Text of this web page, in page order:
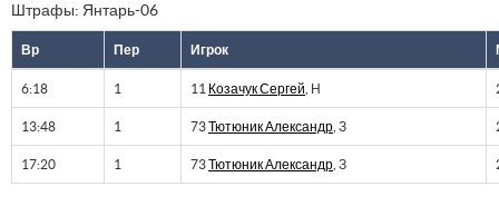
Штрафы: Янтарь-06
Вр Пер Игрок
6:18 1 11 Козачук Сергей , Н
13:48 1 73Тютюник Александр , З
17:20 1 73Тютюник Александр , З